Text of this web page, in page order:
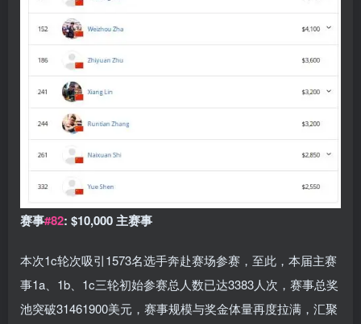
赛事#82: $10,000 主赛事
本次1c轮次吸引1573名选手奔赴赛场参赛，至此，本届主赛
事1a、1b、1c三轮初始参赛总人数已达3383人次，赛事总奖
池突破31461900美元，赛事规模与奖金体量再度拉满，汇聚